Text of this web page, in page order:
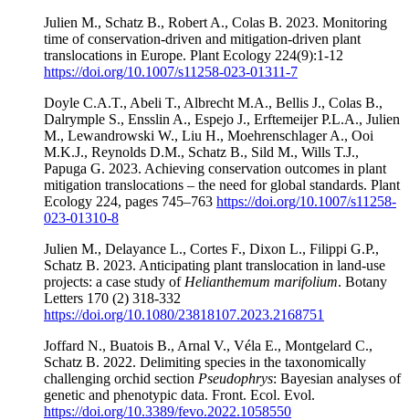
Julien M., Schatz B., Robert A., Colas B. 2023. Monitoring
time of conservation-driven and mitigation-driven plant
translocations in Europe. Plant Ecology 224(9):1-12
https://doi.org/10.1007/s11258-023-01311-7
Doyle C.A.T., Abeli T., Albrecht M.A., Bellis J., Colas B.,
Dalrymple S., Ensslin A., Espejo J., Erftemeijer P.L.A., Julien
M., Lewandrowski W., Liu H., Moehrenschlager A., Ooi
M.K.J., Reynolds D.M., Schatz B., Sild M., Wills T.J.,
Papuga G. 2023. Achieving conservation outcomes in plant
mitigation translocations – the need for global standards. Plant
Ecology 224, pages 745–763 https://doi.org/10.1007/s11258-
023-01310-8
Julien M., Delayance L., Cortes F., Dixon L., Filippi G.P.,
Schatz B. 2023. Anticipating plant translocation in land-use
projects: a case study of Helianthemum marifolium. Botany
Letters 170 (2) 318-332
https://doi.org/10.1080/23818107.2023.2168751
Joffard N., Buatois B., Arnal V., Véla E., Montgelard C.,
Schatz B. 2022. Delimiting species in the taxonomically
challenging orchid section Pseudophrys: Bayesian analyses of
genetic and phenotypic data. Front. Ecol. Evol.
https://doi.org/10.3389/fevo.2022.1058550